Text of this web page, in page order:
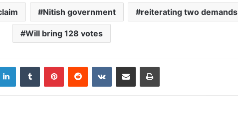
Nitish government reiterating two demands
Will bring 128 votes
LinkedInTumblr PinterestReddit VKontakteShare via Email Print